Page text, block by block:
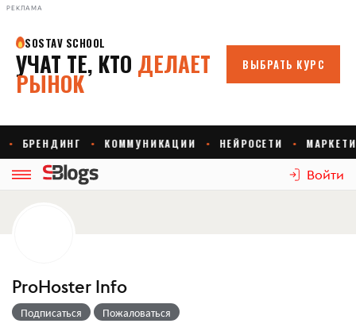
РЕКЛАМА
Войти
ProHoster Info
Подписаться Пожаловаться